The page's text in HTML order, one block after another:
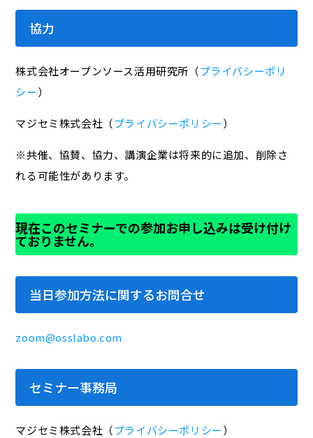
協力
株式会社オープンソース活用研究所（プライバシーポリ
シー）
マジセミ株式会社（プライバシーポリシー）
※共催、協賛、協力、講演企業は将来的に追加、削除さ
れる可能性があります。
現在このセミナーでの参加お申し込みは受け付け
ておりません。
当日参加方法に関するお問合せ
zoom@osslabo.com
セミナー事務局
マジセミ株式会社（プライバシーポリシー）